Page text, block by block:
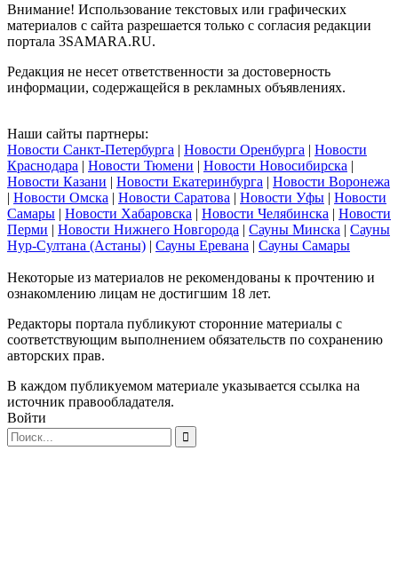
Внимание! Использование текстовых или графических
материалов с сайта разрешается только c согласия редакции
портала 3SAMARA.RU.
Редакция не несет ответственности за достоверность
информации, содержащейся в рекламных объявлениях.
Наши сайты партнеры:
Новости Санкт-Петербурга | Новости Оренбурга | Новости
Краснодара | Новости Тюмени | Новости Новосибирска |
Новости Казани | Новости Екатеринбурга | Новости Воронежа
| Новости Омска | Новости Саратова | Новости Уфы | Новости
Самары | Новости Хабаровска | Новости Челябинска | Новости
Перми | Новости Нижнего Новгорода | Сауны Минска | Сауны
Нур-Султана (Астаны) | Сауны Еревана | Сауны Самары
Некоторые из материалов не рекомендованы к прочтению и
ознакомлению лицам не достигшим 18 лет.
Редакторы портала публикуют сторонние материалы с
соответствующим выполнением обязательств по сохранению
авторских прав.
В каждом публикуемом материале указывается ссылка на
источник правообладателя.
Войти